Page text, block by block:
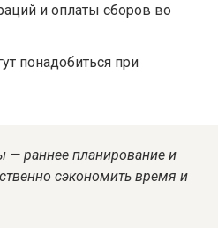
и оплаты сборов во
понадобиться при
— раннее планирование и
сэкономить время и